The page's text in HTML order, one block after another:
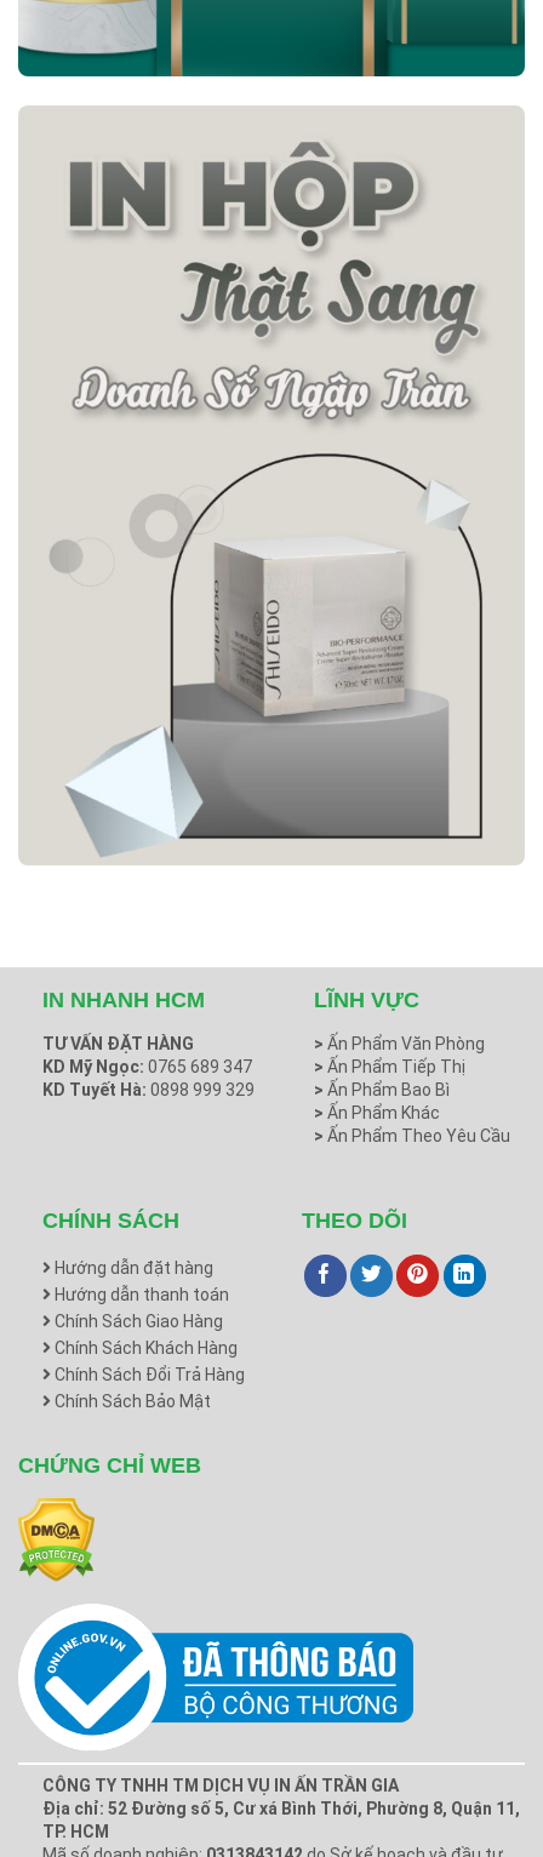
IN NHANH HCM
TƯ VẤN ĐẶT HÀNG
KD Mỹ Ngọc: 0765 689 347
KD Tuyết Hà: 0898 999 329
LĨNH VỰC
> Ấn Phẩm Văn Phòng
> Ấn Phẩm Tiếp Thị
> Ấn Phẩm Bao Bì
> Ấn Phẩm Khác
> Ấn Phẩm Theo Yêu Cầu
CHÍNH SÁCH
Hướng dẫn đặt hàng
Hướng dẫn thanh toán
Chính Sách Giao Hàng
Chính Sách Khách Hàng
Chính Sách Đổi Trả Hàng
Chính Sách Bảo Mật
THEO DÕI
CHỨNG CHỈ WEB
CÔNG TY TNHH TM DỊCH VỤ IN ẤN TRẦN GIA
Địa chỉ: 52 Đường số 5, Cư xá Bình Thới, Phường 8, Quận 11,
TP. HCM